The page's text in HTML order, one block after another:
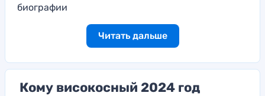
биографии
Читать дальше
Кому високосный 2024 год